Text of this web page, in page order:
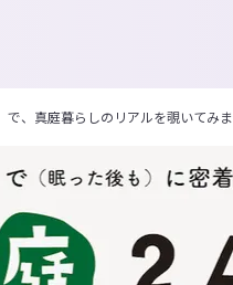
、真庭暮らしのリアルを覗いてみ